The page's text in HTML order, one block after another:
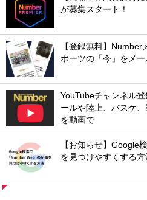
が募集スタート！
【登録無料】
ポーツの「今」をメー
YouTubeチャンネル
ールや陸上、バスケ
を動画で
【お知らせ】Google
を見つけやすくする方